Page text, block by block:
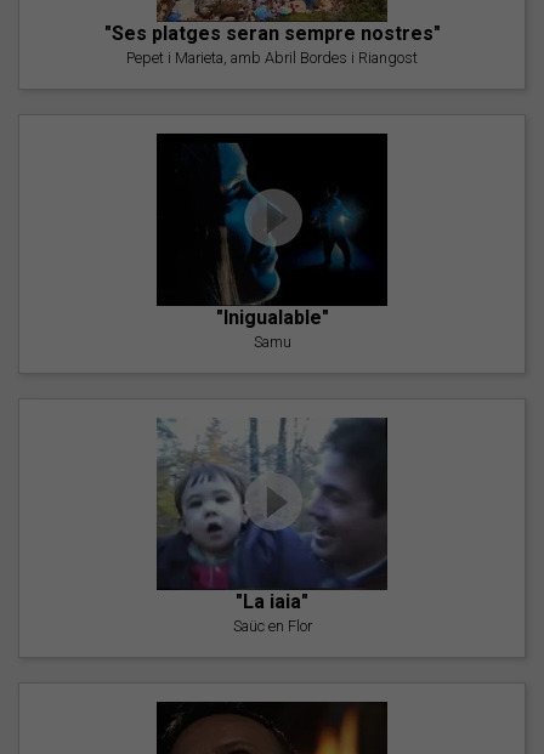
"Ses platges seran sempre nostres"
Pepet i Marieta, amb Abril Bordes i Riangost
"Inigualable"
Samu
"La iaia"
Saüc en Flor